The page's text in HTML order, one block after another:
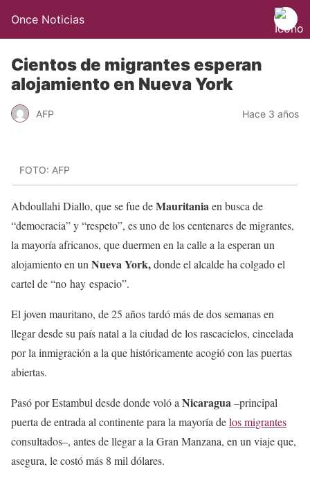
Once Noticias
Cientos de migrantes esperan
alojamiento en Nueva York
AFP Hace 3 años
FOTO: AFP
Abdoullahi Diallo, que se fue deMauritaniaen busca de
“democracia” y “respeto”, es uno de los centenares de migrantes,
la mayoría africanos, que duermen en la calle a la esperan un
alojamiento en un Nueva York,donde el alcalde ha colgado el
cartel de “no hay espacio”.
El joven mauritano, de 25 años tardó más de dos semanas en
llegar desde su país natal a la ciudad de los rascacielos, cincelada
por la inmigración a la que históricamente acogió con las puertas
abiertas.
Pasó por Estambul desde donde voló a Nicaragua–principal
puerta de entrada al continente para la mayoría delos migrantes
consultados–, antes de llegar a la Gran Manzana, en un viaje que,
asegura, le costó más 8 mil dólares.